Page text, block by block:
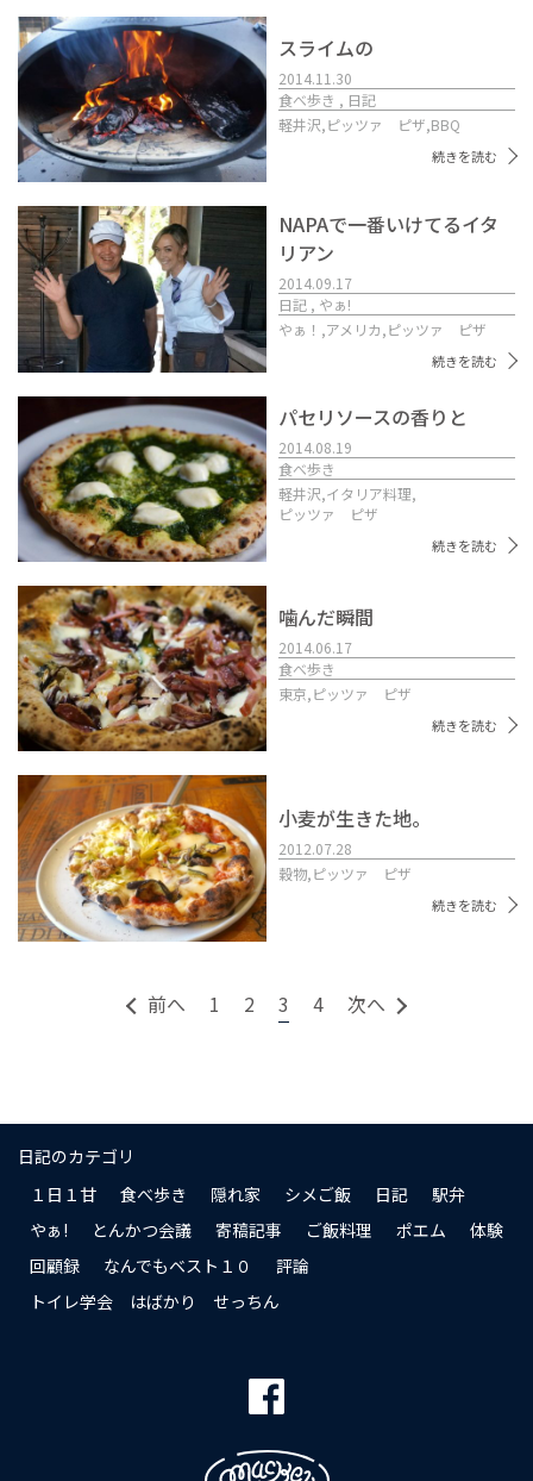
スライムの
2014.11.30
食べ歩き , 日記
軽井沢,ピッツァ ピザ,BBQ
続きを読む
NAPAで一番いけてるイタ
リアン
2014.09.17
日記 , やぁ!
やぁ！,アメリカ,ピッツァ ピザ
続きを読む
パセリソースの香りと
2014.08.19
食べ歩き
軽井沢,イタリア料理,
ピッツァ ピザ
続きを読む
噛んだ瞬間
2014.06.17
食べ歩き
東京,ピッツァ ピザ
続きを読む
小麦が生きた地。
2012.07.28
穀物,ピッツァ ピザ
続きを読む
前へ 1 2 3 4 次へ
日記のカテゴリ
１日１甘
食べ歩き 隠れ家 シメご飯 日記
駅弁
やぁ!
とんかつ会議 寄稿記事 ご飯料理 ポエム
体験
回顧録
なんでもベスト１０
評論
トイレ学会 はばかり せっちん